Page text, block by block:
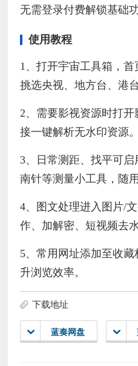
无需登录付费解锁基础
使用教程
1、打开宇宙工具箱，首
挑选央视、地方台、港
2、需要影视资源时打
接一键解析无水印资源。
3、日常测距、找平可
南针等测量小工具，随用
4、图文处理进入图片/
作、加解密、短视频去
5、常用网址添加至收
升浏览效率。
下载地址
蓝奏网盘